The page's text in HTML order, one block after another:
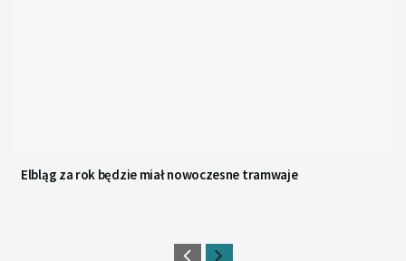
Elbląg za rok będzie miał nowoczesne tramwaje